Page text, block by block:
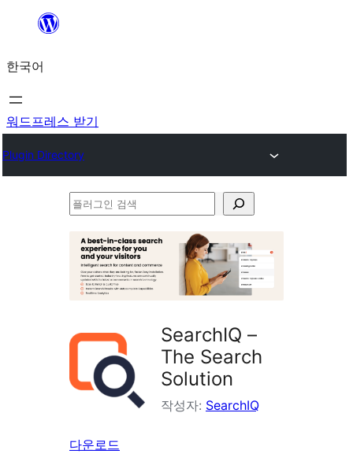
츠
로
바
가
한국어
워드프레스 받기
Plugin Directory
플
그
인
검
SearchIQ –
The Search
Solution
작성자: SearchIQ
다운로드